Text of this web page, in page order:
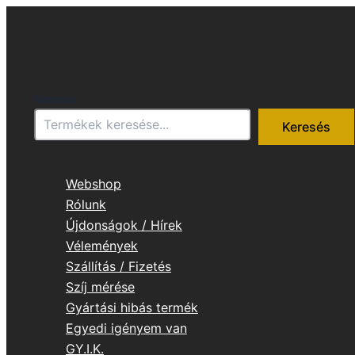
Keresés
Webshop
Rólunk
Újdonságok / Hírek
Vélemények
Szállítás / Fizetés
Szíj mérése
Gyártási hibás termék
Egyedi igényem van
GY.I.K.